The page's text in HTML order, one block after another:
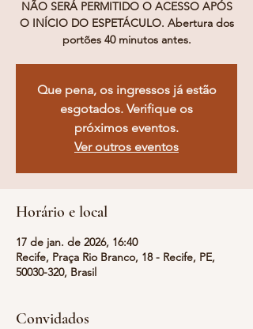
NÃO SERÁ PERMITIDO O ACESSO APÓS
O INÍCIO DO ESPETÁCULO. Abertura dos
portões 40 minutos antes.
Que pena, os ingressos já estão
esgotados. Verifique os
próximos eventos.
Ver outros eventos
Horário e local
17 de jan. de 2026, 16:40
Recife, Praça Rio Branco, 18 - Recife, PE,
50030-320, Brasil
Convidados